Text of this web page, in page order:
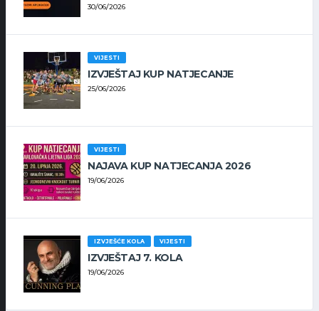
30/06/2026
VIJESTI
IZVJEŠTAJ KUP NATJECANJE
25/06/2026
VIJESTI
NAJAVA KUP NATJECANJA 2026
19/06/2026
IZVJEŠĆE KOLA VIJESTI
IZVJEŠTAJ 7. KOLA
19/06/2026